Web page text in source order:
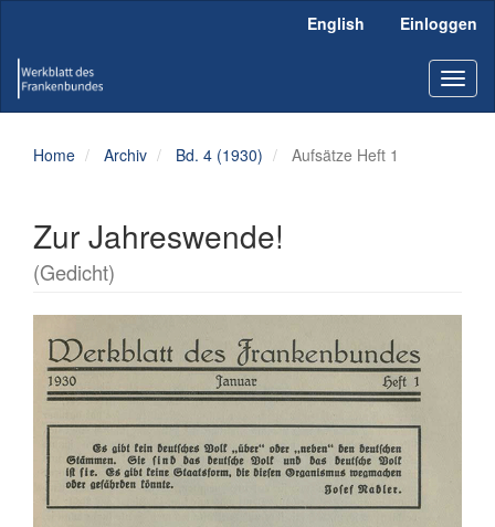
English Einloggen
Home Archiv Bd. 4 (1930) Aufsätze Heft 1
Zur Jahreswende!
(Gedicht)
Artikel-
Sidebar